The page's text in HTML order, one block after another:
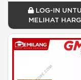
LOG-IN
MELIHAT